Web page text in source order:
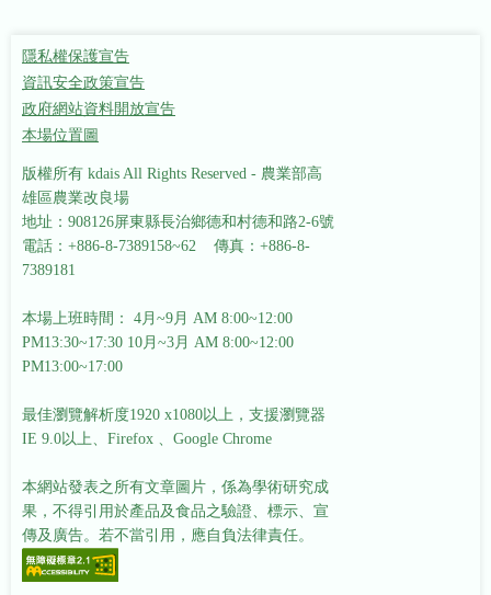
隱私權保護宣告
資訊安全政策宣告
政府網站資料開放宣告
本場位置圖
版權所有 kdais All Rights Reserved - 農業部高
雄區農業改良場
地址：908126屏東縣長治鄉德和村德和路2-6號
電話：+886-8-7389158~62 傳真：+886-8-
7389181
本場上班時間： 4月~9月 AM 8:00~12:00
PM13:30~17:30 10月~3月 AM 8:00~12:00
PM13:00~17:00
最佳瀏覽解析度1920 x1080以上，支援瀏覽器
IE 9.0以上、Firefox 、Google Chrome
本網站發表之所有文章圖片，係為學術研究成
果，不得引用於產品及食品之驗證、標示、宣
傳及廣告。若不當引用，應自負法律責任。